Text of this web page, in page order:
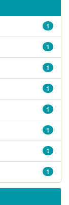
1
1
1
1
1
1
1
1